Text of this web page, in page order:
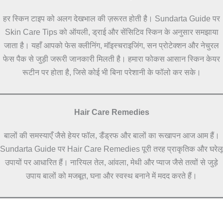
हर स्किन टाइप को अलग देखभाल की ज़रूरत होती है। Sundarta Guide पर
Skin Care Tips को ऑयली, ड्राई और सेंसिटिव स्किन के अनुसार समझाया
जाता है। यहाँ आपको फेस क्लीनिंग, मॉइस्चराइजिंग, सन प्रोटेक्शन और नेचुरल
फेस पैक से जुड़ी जरूरी जानकारी मिलती है। हमारा फोकस आसान स्किन केयर
रूटीन पर होता है, जिसे कोई भी बिना परेशानी के फॉलो कर सके।
Hair Care Remedies
बालों की समस्याएँ जैसे हेयर फॉल, डैंड्रफ और बालों का रूखापन आज आम हैं।
Sundarta Guide पर Hair Care Remedies पूरी तरह प्राकृतिक और घरेलू
उपायों पर आधारित हैं। नारियल तेल, आंवला, मेथी और प्याज जैसे तत्वों से जुड़े
उपाय बालों को मजबूत, घना और स्वस्थ बनाने में मदद करते हैं।